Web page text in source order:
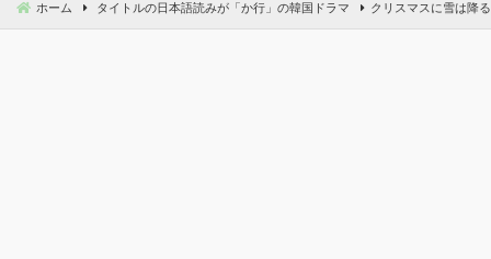
動
ホーム タイトルの日本語読みが「か行」の韓国ドラマ クリスマスに雪は降